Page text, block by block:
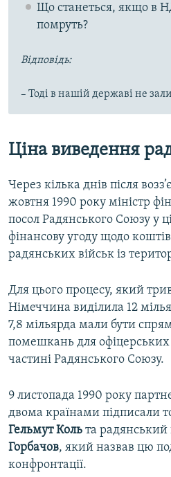
Що станеться, якщо в
помруть?
Відповідь:
– Тоді в нашій державі не
Ціна виведення
Через кілька днів після
жовтня 1990 року міністр
посол Радянського Союзу у
фінансову угоду щодо
радянських військ із
Для цього процесу, який
Німеччина виділила 12
7,8 мільярда мали бути
помешкань для
частині Радянського Союзу.
9 листопада 1990 року
двома країнами підписали
Гельмут Коль та
Горбачов, який назвав цю
конфронтації.